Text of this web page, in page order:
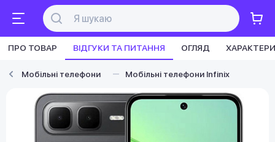
ПРО ТОВАР ВІДГУКИ ТА ПИТАННЯ ОГЛЯД
Мобільні телефони Мобільні телефони Infinix